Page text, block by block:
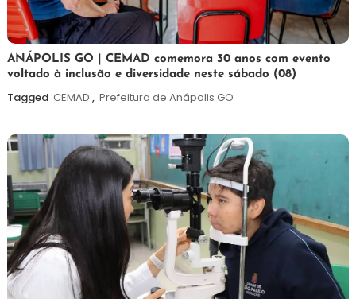
7
de
agosto
Maurilio
ANÁPOLIS GO | CEMAD comemora 30 anos com evento
voltado à inclusão e diversidade neste sábado (08)
Tagged CEMAD , Prefeitura de Anápolis GO